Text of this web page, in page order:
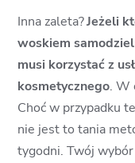
Inna zaleta?Jeżeli
woskiem
musi korzystać z
kosmetycznego. W
Choć w przypadku
nie jest to tania
tygodni. Twój